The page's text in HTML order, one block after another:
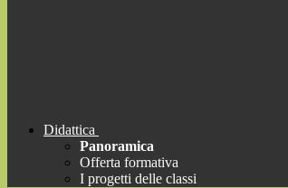
Didattica
Panoramica
Offerta formativa
I progetti delle classi